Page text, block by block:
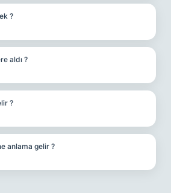
?
aldı ?
?
anlama gelir ?